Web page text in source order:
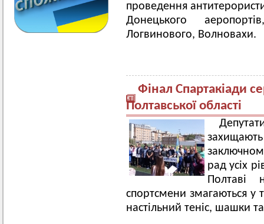
проведення
Донецького
Логвинового, Волновахи.
Фінал Спартакіади
Полтавської області
рад усіх
Полтаві
спортсмени змагаються у
настільний теніс, шашки